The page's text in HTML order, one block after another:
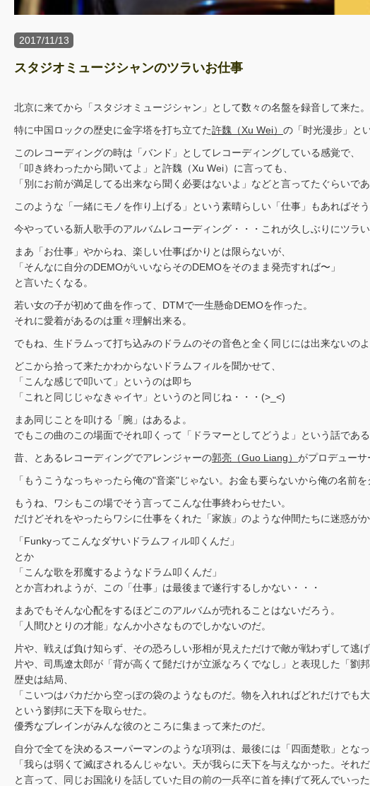
2017/11/13
スタジオミュージシャンのツラいお仕事
北京に来てから「スタジオミュージシャン」として数々の名盤を録音して来た。
特に中国ロックの歴史に金字塔を打ち立てた許魏（Xu Wei） の「时光漫步」と
このレコーディングの時は「バンド」としてレコーディングしている感覚で、
「叩き終わったから聞いてよ」と許魏（Xu Wei）に言っても、
「別にお前が満足してる出来なら聞く必要はないよ」などと言ってたぐらいであ
このような「一緒にモノを作り上げる」という素晴らしい「仕事」もあればそう
今やっている新人歌手のアルバムレコーディング・・・これが久しぶりにツラ
まあ「お仕事」やからね、楽しい仕事ばかりとは限らないが、
「そんなに自分のDEMOがいいならそのDEMOをそのまま発売すれば〜」
と言いたくなる。
若い女の子が初めて曲を作って、DTMで一生懸命DEMOを作った。
それに愛着があるのは重々理解出来る。
でもね、生ドラムって打ち込みのドラムのその音色と全く同じには出来ないのよ
どこから拾って来たかわからないドラムフィルを聞かせて、
「こんな感じで叩いて」というのは即ち
「これと同じじゃなきゃイヤ」というのと同じね・・・(>_<)
まあ同じことを叩ける「腕」はあるよ。
でもこの曲のこの場面でそれ叩くって「ドラマーとしてどうよ」という話である
昔、とあるレコーディングでアレンジャーの郭亮（Guo Liang） がプロデューサ
「もうこうなっちゃったら俺の"音楽"じゃない。お金も要らないから俺の名前を
もうね、ワシもこの場でそう言ってこんな仕事終わらせたい。
だけどそれをやったらワシに仕事をくれた「家族」のような仲間たちに迷惑が
「Funkyってこんなダサいドラムフィル叩くんだ」
とか
「こんな歌を邪魔するようなドラム叩くんだ」
とか言われようが、この「仕事」は最後まで遂行するしかない・・・
まあでもそんな心配をするほどこのアルバムが売れることはないだろう。
「人間ひとりの才能」なんか小さなものでしかないのだ。
片や、戦えば負け知らず、その恐ろしい形相が見えただけで敵が戦わずして逃
片や、司馬遼太郎が「背が高くて髭だけが立派なろくでなし」と表現した「劉邦
歴史は結局、
「こいつはバカだから空っぽの袋のようなものだ。物を入れればどれだけでも大
という劉邦に天下を取らせた。
優秀なブレインがみんな彼のところに集まって来たのだ。
自分で全てを決めるスーパーマンのような項羽は、最後には「四面楚歌」とな
「我らは弱くて滅ぼされるんじゃない。天が我らに天下を与えなかった。それだ
と言って、同じお国訛りを話していた目の前の一兵卒に首を捧げて死んでいった